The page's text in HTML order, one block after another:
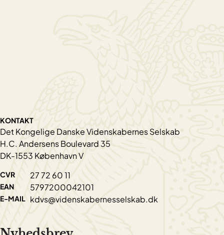
KONTAKT
Det Kongelige Danske Videnskabernes Selskab
H.C. Andersens Boulevard 35
DK-1553 København V
CVR 27 72 60 11
EAN 5797200042101
E-MAIL kdvs@videnskabernesselskab.dk